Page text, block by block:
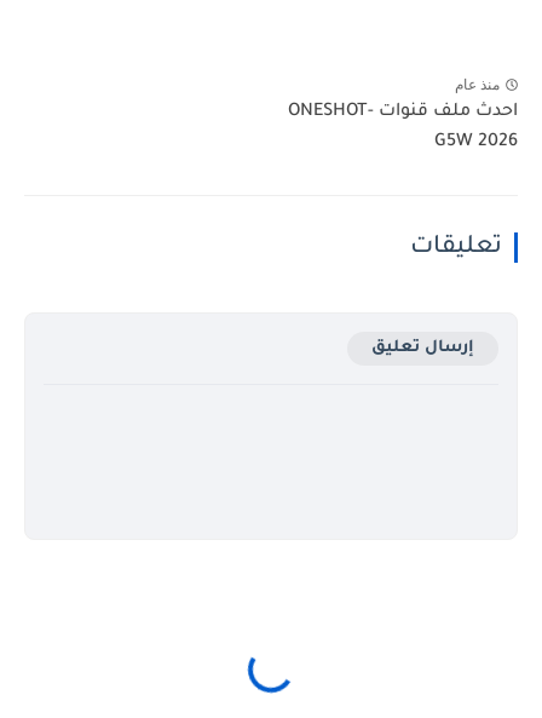
منذ عام
احدث ملف قنوات ONESHOT-
G5W 2026
تعليقات
إرسال تعليق